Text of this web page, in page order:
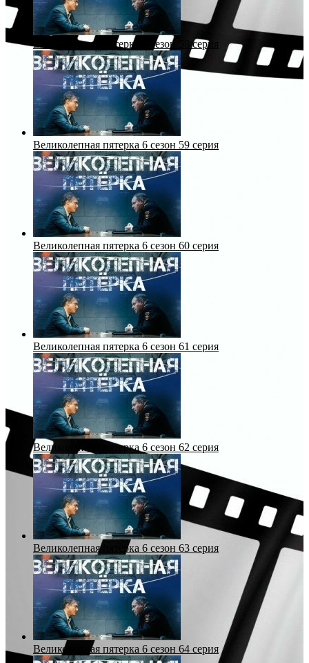
Великолепная пятерка 6 сезон 58 серия
Великолепная пятерка 6 сезон 59 серия
Великолепная пятерка 6 сезон 60 серия
Великолепная пятерка 6 сезон 61 серия
Великолепная пятерка 6 сезон 62 серия
Великолепная пятерка 6 сезон 63 серия
Великолепная пятерка 6 сезон 64 серия